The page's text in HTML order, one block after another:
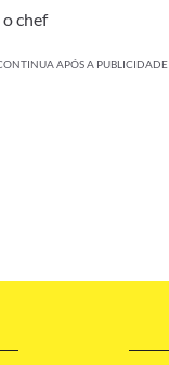
chef
APÓS A PUBLICIDADE